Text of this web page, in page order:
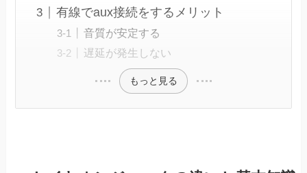
有線でaux接続をするメリット
音質が安定する
遅延が発生しない
もっと見る